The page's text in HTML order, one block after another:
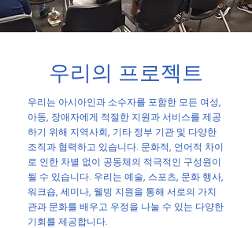
우리의 프로젝트
우리는 아시아인과 소수자를 포함한 모든 여성,
아동, 장애자에게 적절한 지원과 서비스를 제공
하기 위해 지역사회, 기타 정부 기관 및 다양한
조직과 협력하고 있습니다. 문화적, 언어적 차이
로 인한 차별 없이 공동체의 적극적인 구성원이
될 수 있습니다. 우리는 예술, 스포츠, 문화 행사,
워크숍, 세미나, 웰빙 지원을 통해 서로의 가치
관과 문화를 배우고 우정을 나눌 수 있는 다양한
기회를 제공합니다.